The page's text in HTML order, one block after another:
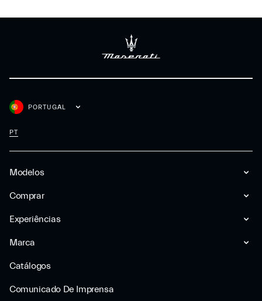
Modelos
Comprar
Experiências
Marca
Catálogos
Comunicado De Imprensa
PORTUGAL
PT